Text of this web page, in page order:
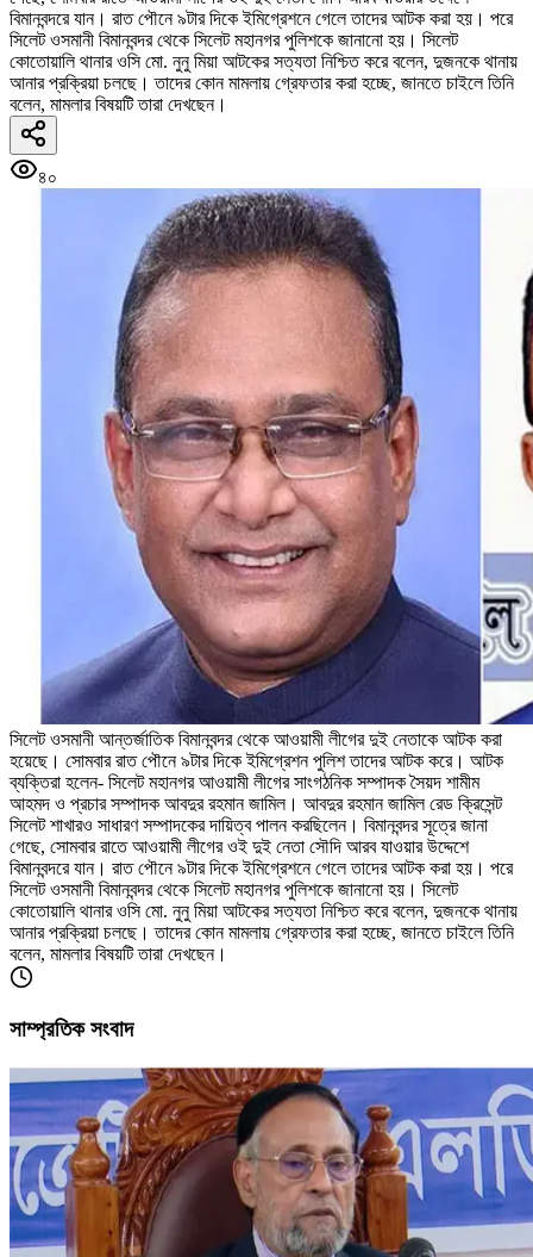
বিমানবন্দরে যান। রাত পৌনে ৯টার দিকে ইমিগ্রেশনে গেলে তাদের আটক করা হয়। পরে
সিলেট ওসমানী বিমানবন্দর থেকে সিলেট মহানগর পুলিশকে জানানো হয়। সিলেট
কোতোয়ালি থানার ওসি মো. নুনু মিয়া আটকের সত্যতা নিশ্চিত করে বলেন, দুজনকে থানায়
আনার প্রক্রিয়া চলছে। তাদের কোন মামলায় গ্রেফতার করা হচ্ছে, জানতে চাইলে তিনি
বলেন, মামলার বিষয়টি তারা দেখছেন।
৪০
সিলেট ওসমানী আন্তর্জাতিক বিমানবন্দর থেকে আওয়ামী লীগের দুই নেতাকে আটক করা
হয়েছে। সোমবার রাত পৌনে ৯টার দিকে ইমিগ্রেশন পুলিশ তাদের আটক করে। আটক
ব্যক্তিরা হলেন- সিলেট মহানগর আওয়ামী লীগের সাংগঠনিক সম্পাদক সৈয়দ শামীম
আহমদ ও প্রচার সম্পাদক আবদুর রহমান জামিল। আবদুর রহমান জামিল রেড ক্রিসেন্ট
সিলেট শাখারও সাধারণ সম্পাদকের দায়িত্ব পালন করছিলেন। বিমানবন্দর সূত্রে জানা
গেছে, সোমবার রাতে আওয়ামী লীগের ওই দুই নেতা সৌদি আরব যাওয়ার উদ্দেশে
বিমানবন্দরে যান। রাত পৌনে ৯টার দিকে ইমিগ্রেশনে গেলে তাদের আটক করা হয়। পরে
সিলেট ওসমানী বিমানবন্দর থেকে সিলেট মহানগর পুলিশকে জানানো হয়। সিলেট
কোতোয়ালি থানার ওসি মো. নুনু মিয়া আটকের সত্যতা নিশ্চিত করে বলেন, দুজনকে থানায়
আনার প্রক্রিয়া চলছে। তাদের কোন মামলায় গ্রেফতার করা হচ্ছে, জানতে চাইলে তিনি
বলেন, মামলার বিষয়টি তারা দেখছেন।
সাম্প্রতিক সংবাদ